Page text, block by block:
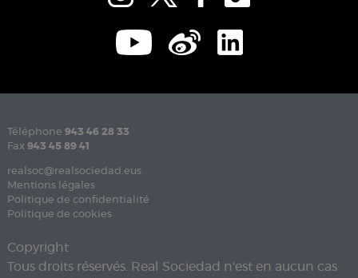
Téléphone 943 46 28 33
Fax 943 45 89 41
realsoc@realsociedad.eus
Mentions légales
Politique de confidentialité
Politique de cookies
Copyright
Tous droits réservés. Real Sociedad n'est en aucun cas